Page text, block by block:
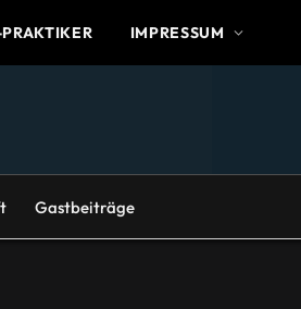
IMPRESSUM
Gastbeiträge